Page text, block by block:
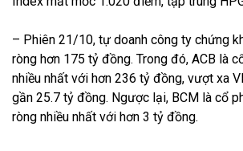
– Phiên 21/10, tự doanh công ty chứng
ròng hơn 175 tỷ đồng. Trong đó, ACB là
nhiều nhất với hơn 236 tỷ đồng, vượt xa
gần 25.7 tỷ đồng. Ngược lại, BCM là cổ
ròng nhiều nhất với hơn 3 tỷ đồng.